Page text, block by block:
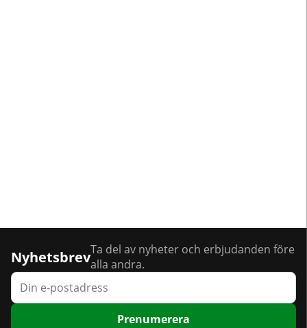
NyhetsbrevTa del av nyheter och erbjudanden före
alla andra.
Prenumerera